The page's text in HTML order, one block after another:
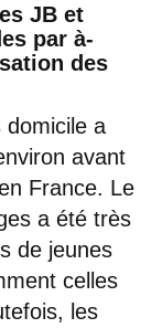
JB et
par à-
des
domicile a
avant
France. Le
a été très
de jeunes
celles
les